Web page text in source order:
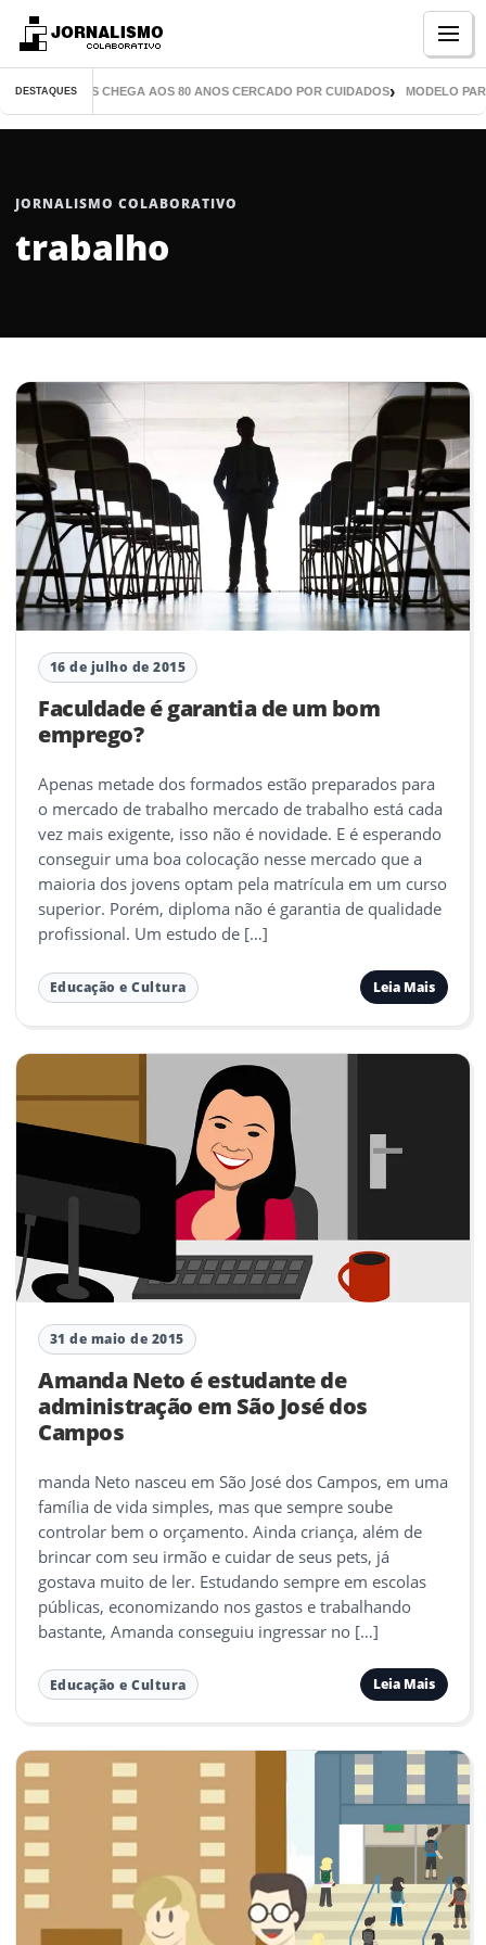
DESTAQUES
MIL LIVROS CHEGA AOS 80 ANOS CERCADO POR CUIDADOS MODELO
JORNALISMO COLABORATIVO
trabalho
16 de julho de 2015
Faculdade é garantia de um bom
emprego?
Apenas metade dos formados estão preparados para
o mercado de trabalho mercado de trabalho está cada
vez mais exigente, isso não é novidade. E é esperando
conseguir uma boa colocação nesse mercado que a
maioria dos jovens optam pela matrícula em um curso
superior. Porém, diploma não é garantia de qualidade
profissional. Um estudo de […]
Educação e Cultura Leia Mais
31 de maio de 2015
Amanda Neto é estudante de
administração em São José dos
Campos
manda Neto nasceu em São José dos Campos, em uma
família de vida simples, mas que sempre soube
controlar bem o orçamento. Ainda criança, além de
brincar com seu irmão e cuidar de seus pets, já
gostava muito de ler. Estudando sempre em escolas
públicas, economizando nos gastos e trabalhando
bastante, Amanda conseguiu ingressar no […]
Educação e Cultura Leia Mais